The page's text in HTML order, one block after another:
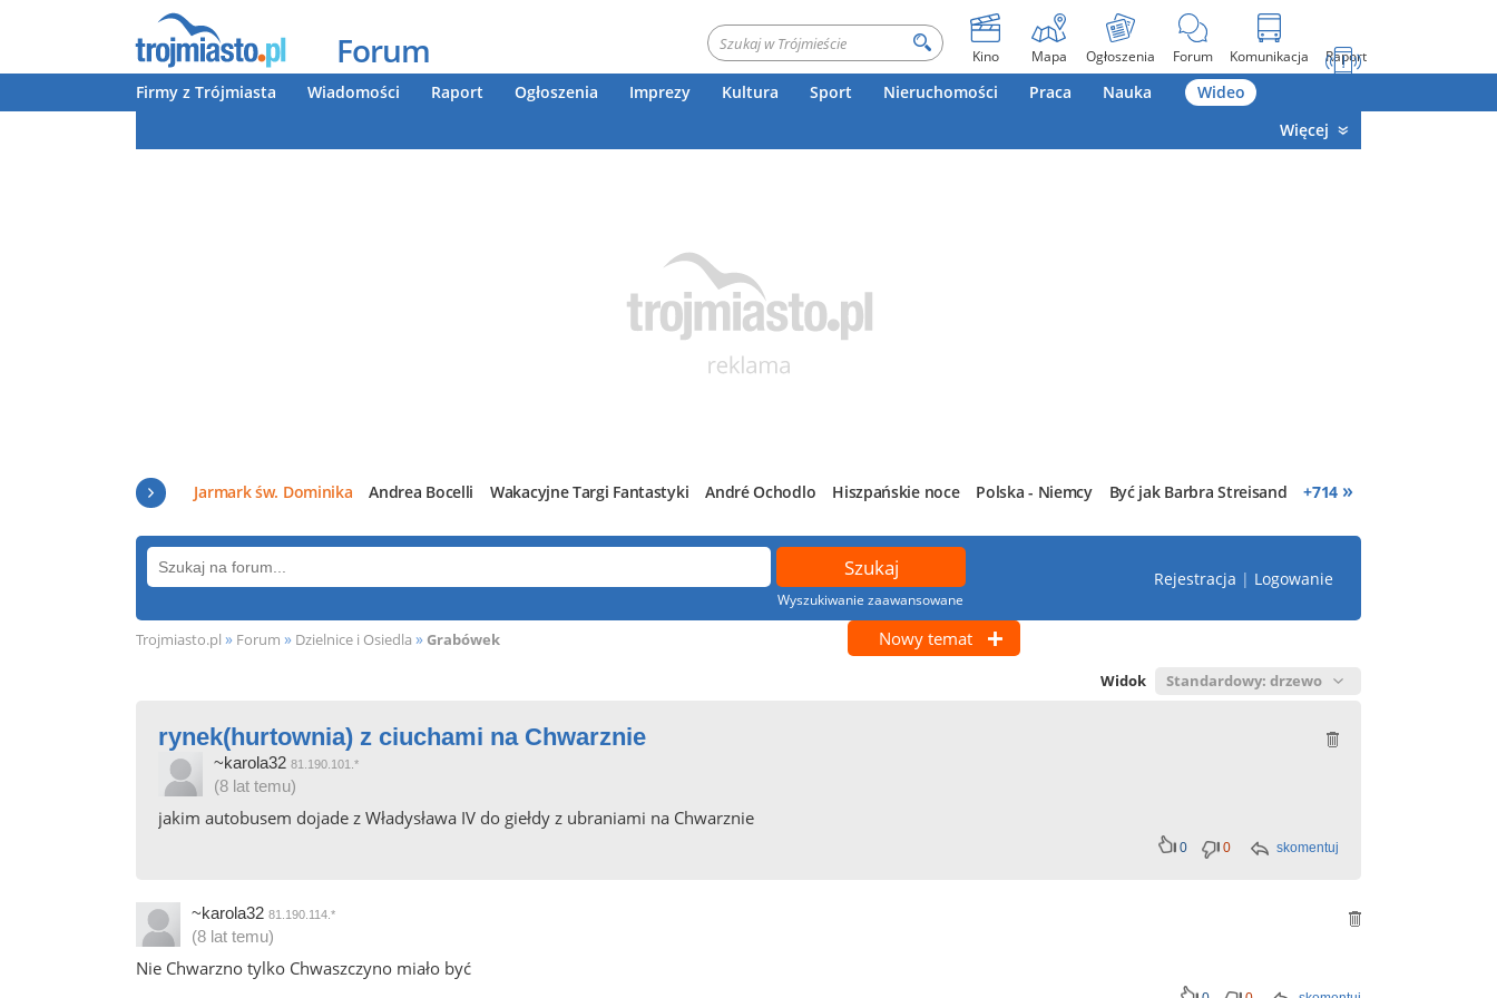
Forum Kino Mapa Ogłoszenia Forum Komunikacja Raport
Firmy z Trójmiasta Wiadomości Raport Ogłoszenia Imprezy Kultura Sport Nieruchomości Praca Nauka
Wideo
Więcej
Jarmark św. Dominika Andrea Bocelli Wakacyjne Targi Fantastyki André Ochodlo Hiszpańskie noce Polska - Niemcy Być jak Barbra Streisand +714 »
Wyszukiwanie zaawansowane
Rejestracja | Logowanie
Trojmiasto.pl » Forum » Dzielnice i Osiedla » Grabówek Nowy temat
Widok
rynek(hurtownia) z ciuchami na Chwarznie
~karola32 81.190.101.*
(8 lat temu)
jakim autobusem dojade z Władysława IV do giełdy z ubraniami na Chwarznie
skomentuj
0 0
~karola32 81.190.114.*
(8 lat temu)
Nie Chwarzno tylko Chwaszczyno miało być